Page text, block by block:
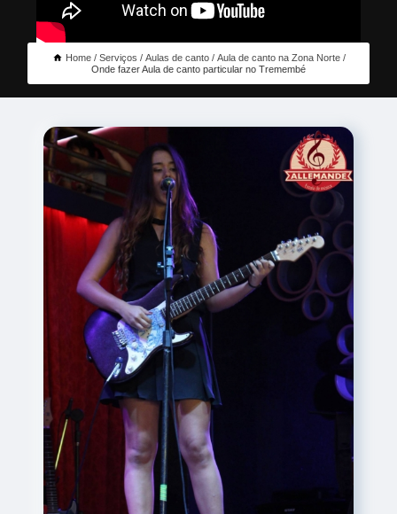
Home Serviços Aulas de canto
Aula de canto na Zona Norte
Onde fazer Aula de canto particular no Tremembé